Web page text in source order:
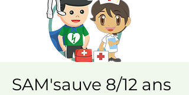
SAM'sauve 8/12 ans